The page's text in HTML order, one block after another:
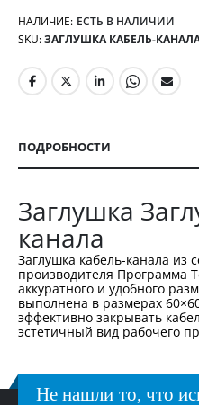
НАЛИЧИЕ: ЕСТЬ В НАЛИЧИИ
SKU ЗАГЛУШКА КАБЕЛЬ-
ПОДРОБНОСТИ
Заглушка
канала
Заглушка кабель-канала из
производителя Программа
аккуратного и удобного
выполнена в размерах
эффективно закрывать
эстетичный вид рабочего
Не нашли то, что